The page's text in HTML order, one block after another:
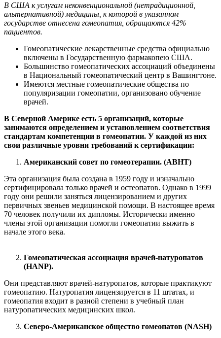
В США к услугам неконвенциональной (нетрадиционной,
альтернативной) медицины, к которой в указанном
государстве отнесена гомеопатия, обращаются 42%
пациентов.
Гомеопатические лекарственные средства официально
включены в Государственную фармакопею США.
Большинство гомеопатических ассоциаций объединены
в Национальный гомеопатический центр в Вашингтоне.
Имеются местные гомеопатические общества по
популяризации гомеопатии, организовано обучение
врачей.
В Северной Америке есть 5 организаций, которые
занимаются определением и установлением соответствия
стандартам компетенции в гомеопатии. У каждой из них
свои различные уровни требований к сертификации:
Американский совет по гомеотерапии. (ABHT)
Эта организация была создана в 1959 году и изначально
сертифицировала только врачей и остеопатов. Однако в 1999
году они решили заняться лицензированием и других
первичных звеньев медицинской помощи. В настоящее время
70 человек получили их дипломы. Исторически именно
члены этой организации помогли гомеопатии выжить в
начале этого века.
Гомеопатическая ассоциация врачей-натуропатов
(HANP).
Они представляют врачей-натуропатов, которые практикуют
гомеопатию. Натуропатия лицензируется в 11 штатах, и
гомеопатия входит в разной степени в учебный план
натуропатических медицинских школ.
Северо-Американское общество гомеопатов (NASH)